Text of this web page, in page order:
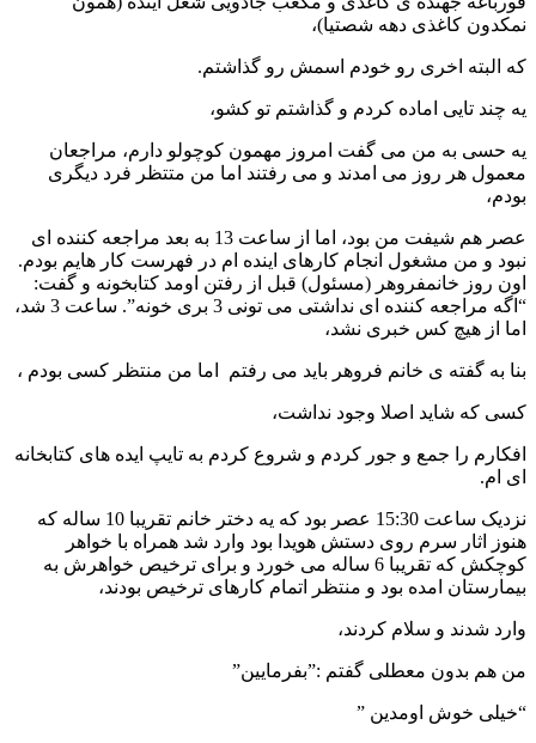
نمکدون کاغذی دهه شصتیا)،
که البته اخری رو خودم اسمش رو گذاشتم.
یه چند تایی اماده کردم و گذاشتم تو کشو،
یه حسی به من می گفت امروز مهمون کوچولو دارم، مراجعان
معمول هر روز می امدند و می رفتند اما من متتظر فرد دیگری
بودم،
عصر هم شیفت من بود، اما از ساعت 13 به بعد مراجعه کننده ای
نبود و من مشغول انجام کارهای اینده ام در فهرست کار هایم بودم.
اون روز خانمفروهر (مسئول) قبل از رفتن اومد کتابخونه و گفت:
“اگه مراجعه کننده ای نداشتی می تونی 3 بری خونه”. ساعت 3 شد،
اما از هیچ کس خبری نشد،
بنا به گفته ی خانم فروهر باید می رفتم اما من منتظر کسی بودم ،
کسی که شاید اصلا وجود نداشت،
افکارم را جمع و جور کردم و شروع کردم به تایپ ایده های کتابخانه
ای ام.
نزدیک ساعت 15:30 عصر بود که یه دختر خانم تقریبا 10 ساله که
هنوز اثار سرم روی دستش هویدا بود وارد شد همراه با خواهر
کوچکش که تقریبا 6 ساله می خورد و برای ترخیص خواهرش به
بیمارستان امده بود و منتظر اتمام کارهای ترخیص بودند،
وارد شدند و سلام کردند،
من هم بدون معطلی گفتم :”بفرمایین”
“خیلی خوش اومدین ”